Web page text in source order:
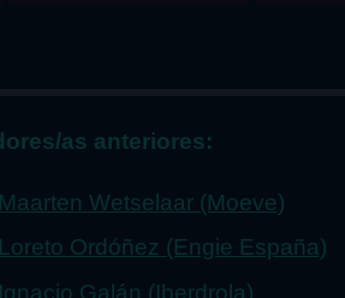
as anteriores:
Wetselaar (Moeve)
Ordóñez (Engie España)
Galán (Iberdrola)